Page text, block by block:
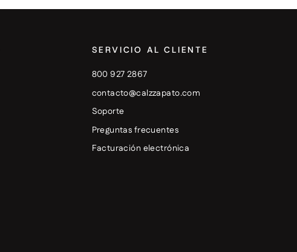
SERVICIO AL CLIENTE
800 927 2867
contacto@calzzapato.com
Soporte
Preguntas frecuentes
Facturación electrónica